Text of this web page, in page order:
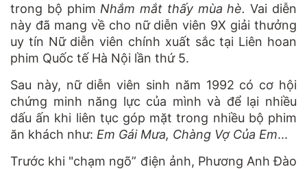
trong bộ phim Nhắm mắt thấy mùa hè.Vai diễn
này đã mang về cho nữ diễn viên 9X giải thưởng
uy tín Nữ diễn viên chính xuất sắc tại Liên hoan
phim Quốc tế Hà Nội lần thứ 5.
Sau này, nữ diễn viên sinh năm 1992 có cơ hội
chứng minh năng lực của mình và để lại nhiều
dấu ấn khi liên tục góp mặt trong nhiều bộ phim
ăn khách như: Em Gái Mưa, Chàng Vợ Của Em...
Trước khi "chạm ngõ” điện ảnh, Phương Anh Đào